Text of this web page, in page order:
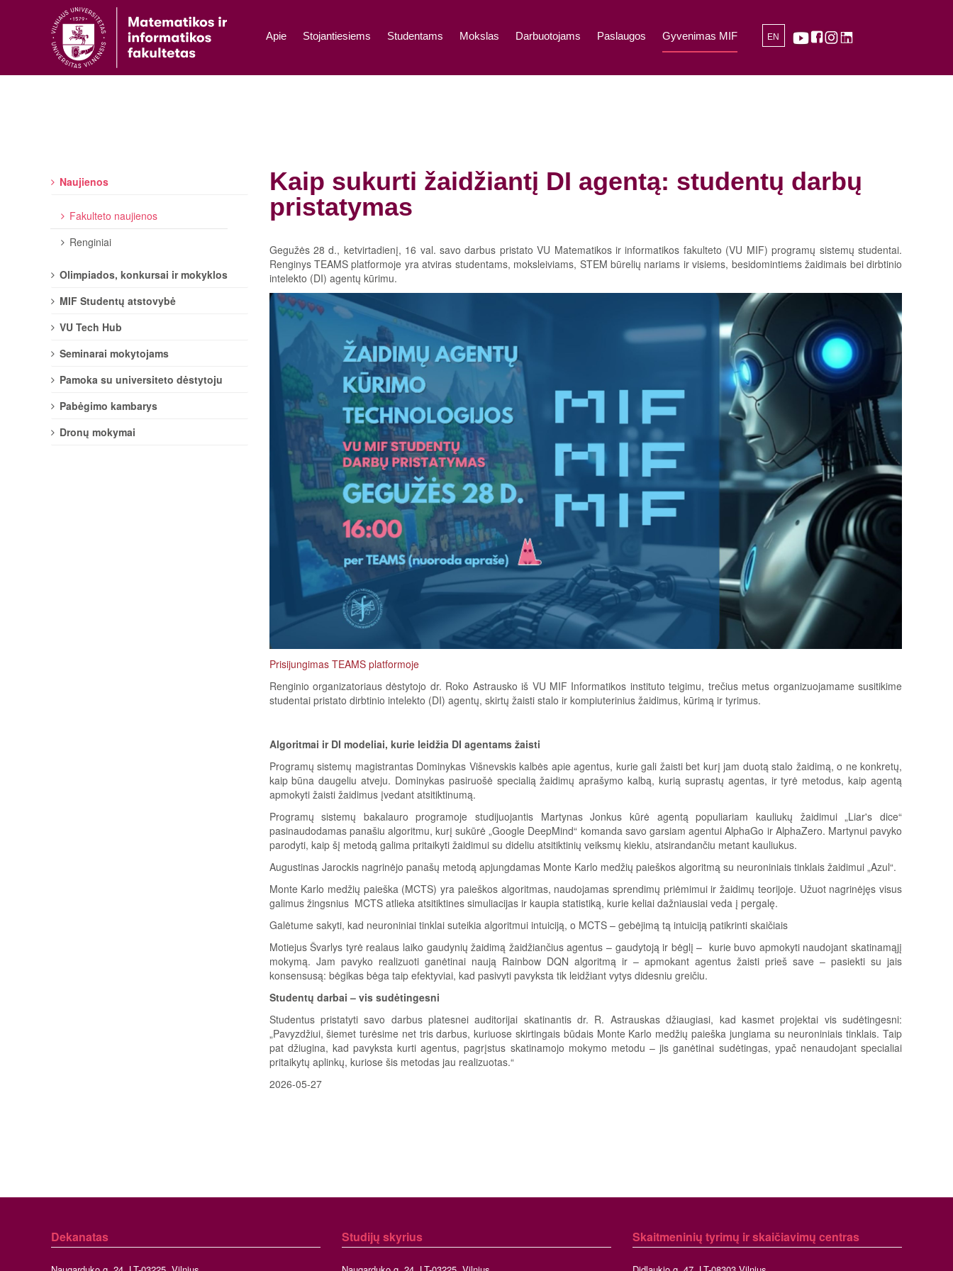
Apie Stojantiesiems Studentams Mokslas Darbuotojams Paslaugos Gyvenimas MIF EN
Kaip sukurti žaidžiantį DI agentą: studentų darbų
pristatymas
Gegužės 28 d., ketvirtadienį, 16 val. savo darbus pristato VU Matematikos ir informatikos fakulteto (VU MIF) programų sistemų studentai.
Renginys TEAMS platformoje yra atviras studentams, moksleiviams, STEM būrelių nariams ir visiems, besidomintiems žaidimais bei dirbtinio
intelekto (DI) agentų kūrimu.
Prisijungimas TEAMS platformoje
Renginio organizatoriaus dėstytojo dr. Roko Astrausko iš VU MIF Informatikos instituto teigimu, trečius metus organizuojamame susitikime
studentai pristato dirbtinio intelekto (DI) agentų, skirtų žaisti stalo ir kompiuterinius žaidimus, kūrimą ir tyrimus.
Algoritmai ir DI modeliai, kurie leidžia DI agentams žaisti
Programų sistemų magistrantas Dominykas Višnevskis kalbės apie agentus, kurie gali žaisti bet kurį jam duotą stalo žaidimą, o ne konkretų,
kaip būna daugeliu atveju. Dominykas pasiruošė specialią žaidimų aprašymo kalbą, kurią suprastų agentas, ir tyrė metodus, kaip agentą
apmokyti žaisti žaidimus įvedant atsitiktinumą.
Programų sistemų bakalauro programoje studijuojantis Martynas Jonkus kūrė agentą populiariam kauliukų žaidimui „Liar's dice“
pasinaudodamas panašiu algoritmu, kurį sukūrė „Google DeepMind“ komanda savo garsiam agentui AlphaGo ir AlphaZero. Martynui pavyko
parodyti, kaip šį metodą galima pritaikyti žaidimui su dideliu atsitiktinių veiksmų kiekiu, atsirandančiu metant kauliukus.
Augustinas Jarockis nagrinėjo panašų metodą apjungdamas Monte Karlo medžių paieškos algoritmą su neuroniniais tinklais žaidimui „Azul“.
Monte Karlo medžių paieška (MCTS) yra paieškos algoritmas, naudojamas sprendimų priėmimui ir žaidimų teorijoje. Užuot nagrinėjęs visus
galimus žingsnius MCTS atlieka atsitiktines simuliacijas ir kaupia statistiką, kurie keliai dažniausiai veda į pergalę.
Galėtume sakyti, kad neuroniniai tinklai suteikia algoritmui intuiciją, o MCTS – gebėjimą tą intuiciją patikrinti skaičiais
Motiejus Švarlys tyrė realaus laiko gaudynių žaidimą žaidžiančius agentus – gaudytoją ir bėglį – kurie buvo apmokyti naudojant skatinamąjį
mokymą. Jam pavyko realizuoti ganėtinai naują Rainbow DQN algoritmą ir – apmokant agentus žaisti prieš save – pasiekti su jais
konsensusą: bėgikas bėga taip efektyviai, kad pasivyti pavyksta tik leidžiant vytys didesniu greičiu.
Studentų darbai – vis sudėtingesni
Studentus pristatyti savo darbus platesnei auditorijai skatinantis dr. R. Astrauskas džiaugiasi, kad kasmet projektai vis sudėtingesni:
„Pavyzdžiui, šiemet turėsime net tris darbus, kuriuose skirtingais būdais Monte Karlo medžių paieška jungiama su neuroniniais tinklais. Taip
pat džiugina, kad pavyksta kurti agentus, pagrįstus skatinamojo mokymo metodu – jis ganėtinai sudėtingas, ypač nenaudojant specialiai
pritaikytų aplinkų, kuriose šis metodas jau realizuotas.“
2026-05-27
Naujienos
Fakulteto naujienos
Renginiai
Olimpiados, konkursai ir mokyklos
MIF Studentų atstovybė
VU Tech Hub
Seminarai mokytojams
Pamoka su universiteto dėstytoju
Pabėgimo kambarys
Dronų mokymai
Dekanatas Studijų skyrius Skaitmeninių tyrimų ir skaičiavimų centras